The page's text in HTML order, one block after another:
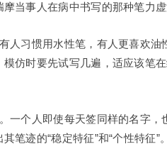
当事人在病中书写的那种笔力虚
人习惯用水性笔，有人更喜欢油
仿时要先试写几遍，适应该笔
一个人即使每天签同样的名字，
笔迹的“稳定特征”和“个性特征”